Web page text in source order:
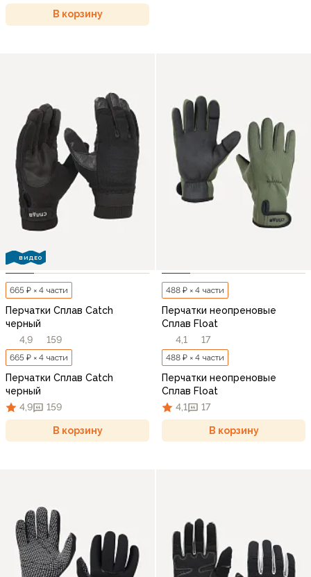
В корзину
ВИДЕО
665 ₽ × 4 части
Перчатки Сплав Catch
черный
4,9
159
665 ₽ × 4 части
Перчатки Сплав Catch
черный
4,9
159
В корзину
488 ₽ × 4 части
Перчатки неопреновые
Сплав Float
4,1
17
488 ₽ × 4 части
Перчатки неопреновые
Сплав Float
4,1
17
В корзину